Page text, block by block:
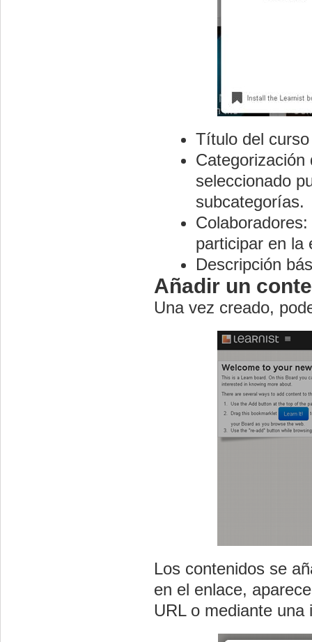
Título del curso
Categorización
seleccionado
subcategorías.
participar en la
Descripción
Añadir un
Una vez creado,
Los contenidos se
en el enlace,
URL o mediante una